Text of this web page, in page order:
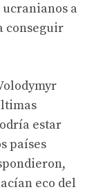
ucranianos a
conseguir
estar
países
eco del